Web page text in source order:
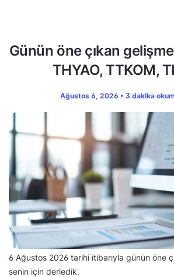
Günün öne çıkan
THYAO, TTKOM,
Ağustos 6, 2026 • 3 dakika
6 Ağustos 2026 tarihi itibarıyla günün öne
senin için derledik.